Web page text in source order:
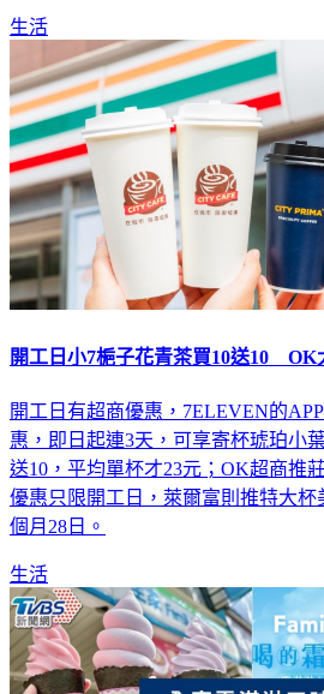
生活
開工日小7梔子花青茶買10送10 OK
開工日有超商優惠，7ELEVEN的
惠，即日起連3天，可享寄杯琥珀小
送10，平均單杯才23元；OK超商推
優惠只限開工日，萊爾富則推特大杯
個月28日。
生活